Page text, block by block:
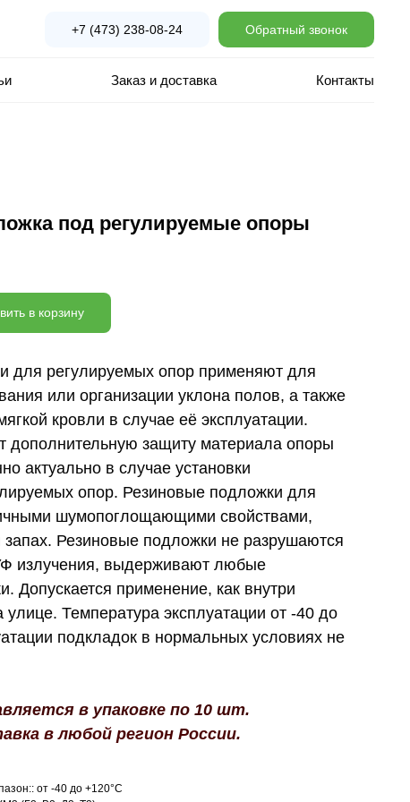
+7 (473) 238-08-24 Обратный звонок
Заказ и доставка Контакты
под регулируемые опоры
в корзину
для регулируемых опор применяют для
или организации уклона полов, а также
кровли в случае её эксплуатации.
дополнительную защиту материала опоры
актуально в случае установки
опор. Резиновые подложки для
шумопоглощающими свойствами,
Резиновые подложки не разрушаются
излучения, выдерживают любые
Допускается применение, как внутри
Температура эксплуатации от -40 до
подкладок в нормальных условиях не
в упаковке по 10 шт.
в любой регион России.
от -40 до +120°C